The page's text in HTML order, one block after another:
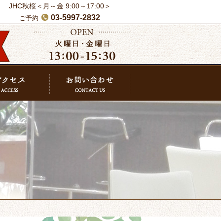
JHC秋桜＜月～金 9:00～17:00＞
ご予約 03-5997-2832